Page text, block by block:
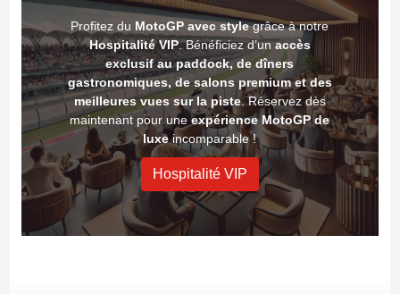
Profitez du MotoGP avec stylegrâce à notre
Hospitalité VIP. Bénéficiez d’unaccès
exclusif au paddock, de dîners
gastronomiques, de salons premium et des
meilleures vues sur la piste. Réservez dès
maintenant pour uneexpérience MotoGP de
luxeincomparable !
Hospitalité VIP